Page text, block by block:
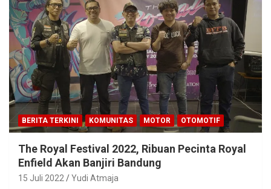
BERITA TERKINI KOMUNITAS MOTOR OTOMOTIF
The Royal Festival 2022, Ribuan Pecinta Royal
Enfield Akan Banjiri Bandung
15 Juli 2022 Yudi Atmaja